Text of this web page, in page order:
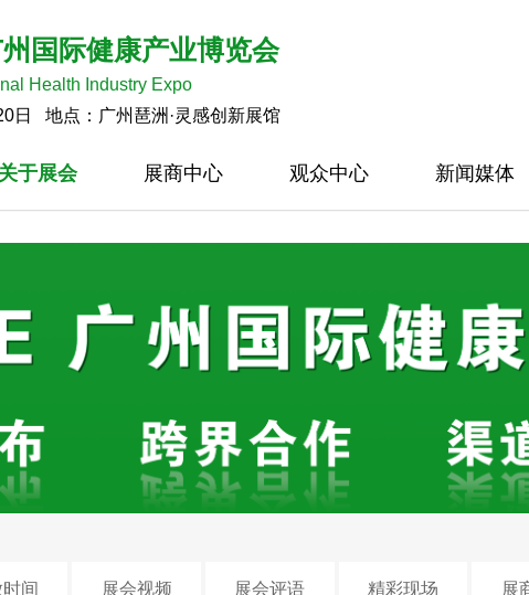
国际健康产业博览会
Health Industry Expo
日 地点：广州琶洲·灵感创新展馆
关于展会 展商中心 观众中心 新闻媒体
间 展会视频 展会评语 精彩现场 展